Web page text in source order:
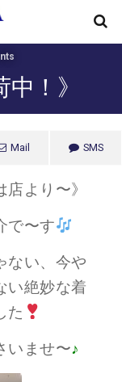
！》
Mail SMS
より〜》
で〜す
ない、今や
い絶妙な着
た
いませ〜♪